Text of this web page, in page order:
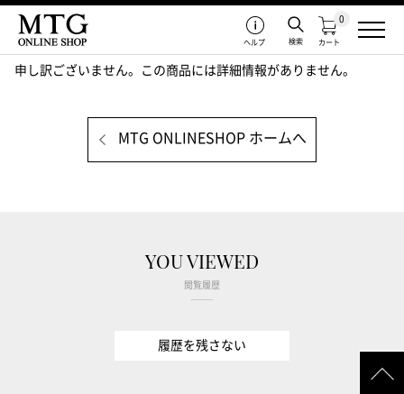
カート
0
検索
ヘルプ
申し訳ございません。この商品には詳細情報がありません。
MTG ONLINESHOP ホームへ
YOU VIEWED
閲覧履歴
履歴を残さない